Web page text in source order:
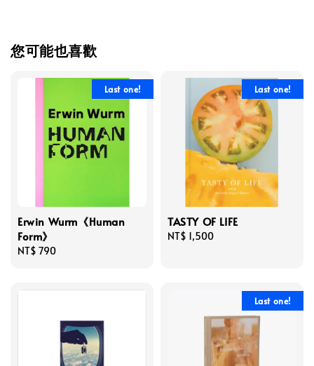
您可能也喜歡
Last one!
Erwin Wurm《Human
Form》
Regular
NT$ 790
Last one!
TASTY OF LIFE
Regular
NT$ 1,500
Last one!